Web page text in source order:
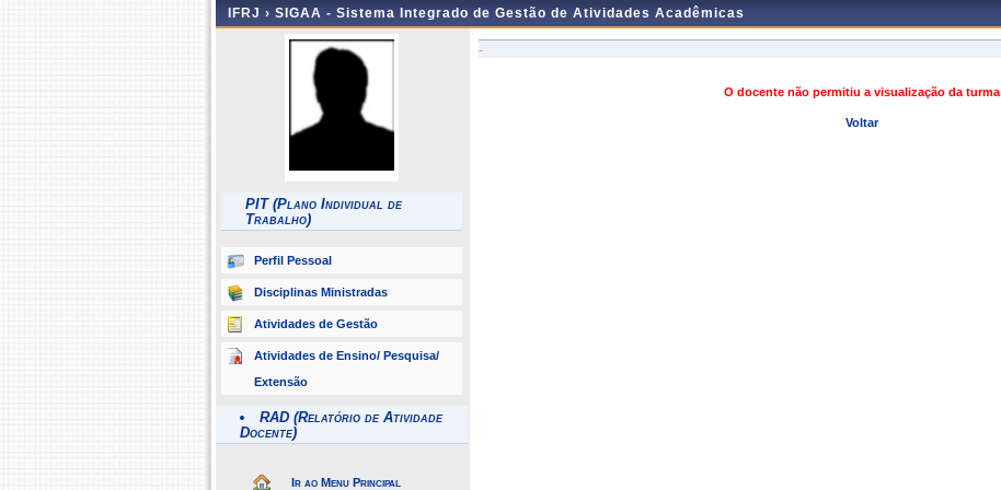
IFRJ › SIGAA - Sistema Integrado de Gestão de Atividades Acadêmicas
PIT (Plano Individual de
Trabalho)
Perfil Pessoal
Disciplinas Ministradas
Atividades de Gestão
Atividades de Ensino/ Pesquisa/
Extensão
RAD (Relatório de Atividade
Docente)
Ir ao Menu Principal
-
O docente não permitiu a visualização da turma
Voltar